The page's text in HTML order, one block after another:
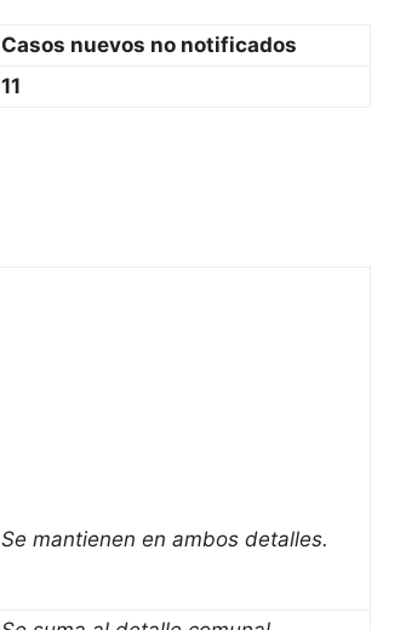
Casos nuevos no notificados
11
Se mantienen en ambos detalles.